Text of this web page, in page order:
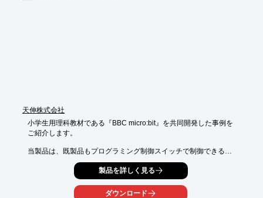
天伸株式会社
小学生用理科教材である『BBC micro:bit』を共同開発した事例を
ご紹介します。
当製品は、既製品もプログラミング制御スイッチで制御できる
「フィルムターミナル」などを簡単に装着することが可能。
また、明るさセンサー・加速度センサー・温度センサー・
地磁気センサーを搭載しており、世界中の教育現場で使われてい
製品を詳しく見る
ダウンロード